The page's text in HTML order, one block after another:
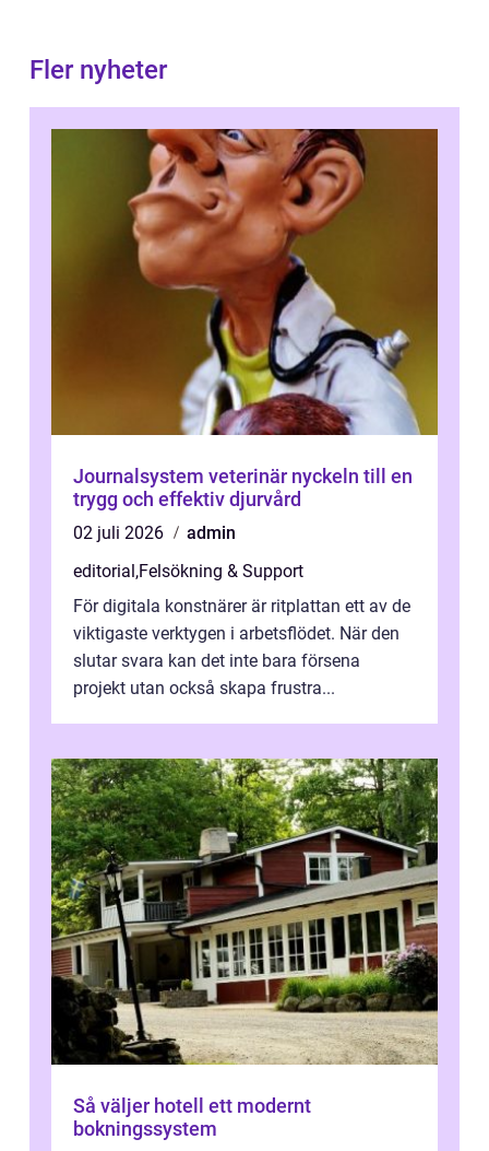
Fler nyheter
Journalsystem veterinär nyckeln till en
trygg och effektiv djurvård
02 juli 2026
admin
editorial,Felsökning & Support
För digitala konstnärer är ritplattan ett av de
viktigaste verktygen i arbetsflödet. När den
slutar svara kan det inte bara försena
projekt utan också skapa frustra...
Så väljer hotell ett modernt
bokningssystem